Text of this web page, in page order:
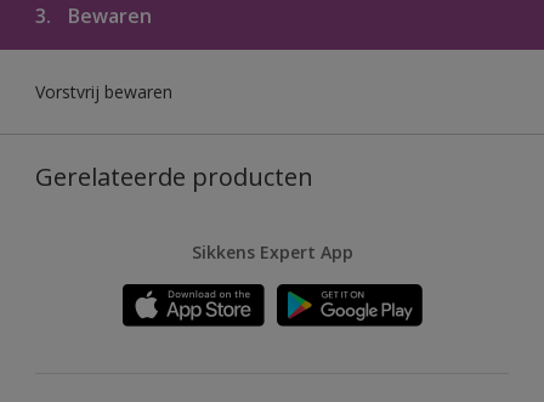
3. Bewaren
Vorstvrij bewaren
Gerelateerde producten
Sikkens Expert App